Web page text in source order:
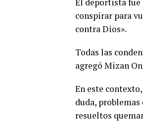
El deportista
conspirar para
contra Dios».
Todas las
agregó Mizan
En este
duda, problemas
resueltos